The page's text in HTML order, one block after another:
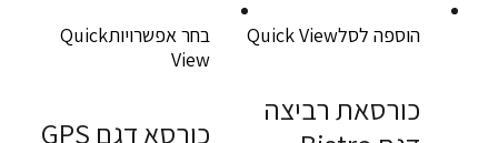
הוספה לסלQuick View
כורסאת רביצה
בחר אפשרויותQuick
View
כורסא דגם GPS